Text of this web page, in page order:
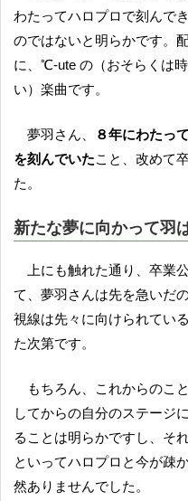
わたってハロプロで刻んで
のではないと明らかです。
に、℃-ute の（おそらくは
い）楽曲です。
夢羽さん、
８年にわたっ
を刻んでいたこと、改めて
た。
新たな夢に向かって羽
上にも触れた通り、卒業公演が豊洲PITであることについ
て、夢羽さんは先を急いだ
視線は先々に向けられてい
た次第です。
もちろん、これからのこと、先々のこと、ハロプロを卒業
してからの自分のステージ
ることは明らかですし、そ
といってハロプロと今が疎
然ありませんでした。